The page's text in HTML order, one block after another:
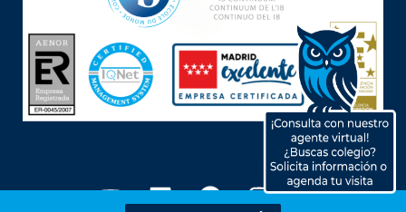
Y
L
F
I